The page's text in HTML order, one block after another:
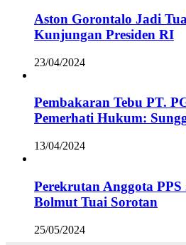
Aston Gorontalo Jadi
Kunjungan Presiden RI
23/04/2024
Pembakaran Tebu PT.
Pemerhati Hukum:
13/04/2024
Perekrutan Anggota
Bolmut Tuai Sorotan
25/05/2024